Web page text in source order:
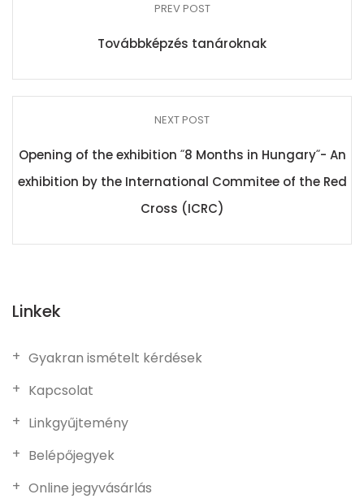
PREV POST
Továbbképzés tanároknak
NEXT POST
Opening of the exhibition ˝8 Months in Hungary˝- An
exhibition by the International Commitee of the Red
Cross (ICRC)
Linkek
Gyakran ismételt kérdések
Kapcsolat
Linkgyűjtemény
Belépőjegyek
Online jegyvásárlás